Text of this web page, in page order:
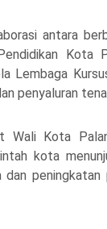
antara
Kota
Lembaga
penyaluran
Wali Kota
kota
dan